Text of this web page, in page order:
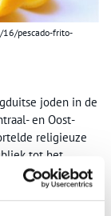
pescado-frito-
joden in de
en Oost-
religieuze
tot het
Niet alleen
ook op